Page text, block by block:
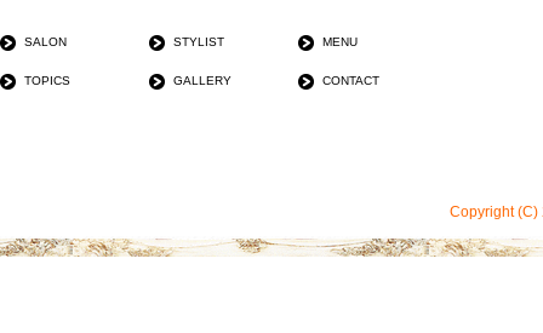
SALON STYLIST MENU
TOPICS GALLERY CONTACT
Copyright (C)